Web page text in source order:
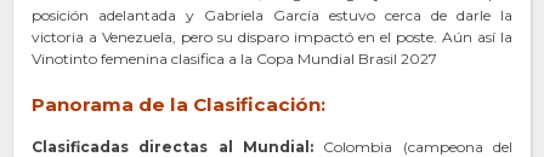
posición adelantada y Gabriela García estuvo cerca de darle la
victoria a Venezuela, pero su disparo impactó en el poste. Aún así la
Vinotinto femenina clasifica a la Copa Mundial Brasil 2027
Panorama de la Clasificación:
Clasificadas directas al Mundial: Colombia (campeona del